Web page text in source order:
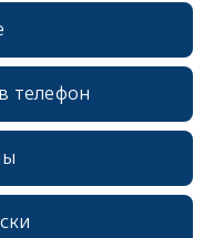
телефон